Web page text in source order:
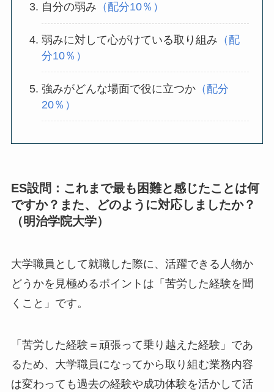
自分の弱み （配分10％）
弱みに対して心がけている取り組み （配
分10％）
強みがどんな場面で役に立つか （配分
20％）
ES設問：これまで最も困難と感じたことは何
ですか？また、どのように対応しましたか？
（明治学院大学）
大学職員として就職した際に、活躍できる人物か
どうかを見極めるポイントは「苦労した経験を聞
くこと」です。
「苦労した経験＝頑張って乗り越えた経験」であ
るため、大学職員になってから取り組む業務内容
は変わっても過去の経験や成功体験を活かして活